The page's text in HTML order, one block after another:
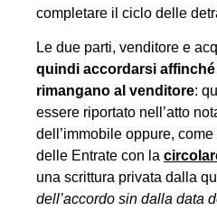
completare il ciclo delle
Le due parti, venditore e
quindi accordarsi affinch
rimangano al venditore:
essere riportato nell’atto
dell’immobile oppure,
delle Entrate con la
una scrittura privata dalla
dell’accordo sin dalla data